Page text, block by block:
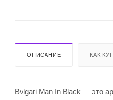
ОПИСАНИЕ КАК
Bvlgari Man In Black — это